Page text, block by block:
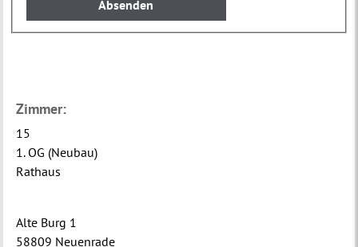
Zimmer:
15
1. OG (Neubau)
Rathaus
Alte Burg 1
58809 Neuenrade